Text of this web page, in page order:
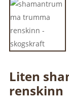
Liten
renskinn